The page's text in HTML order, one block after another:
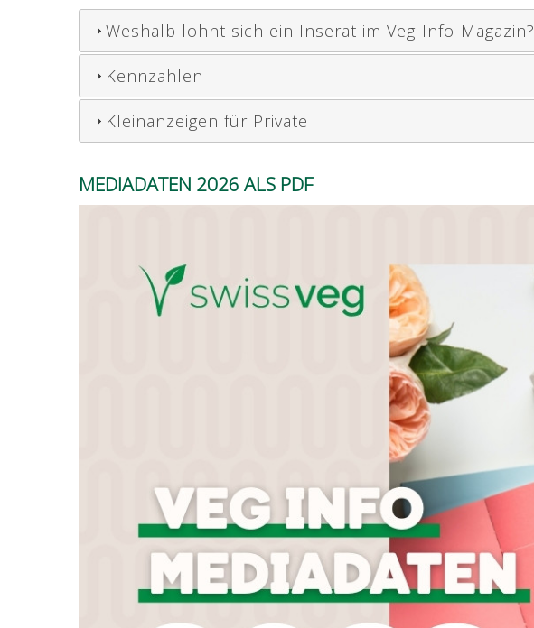
Weshalb lohnt sich ein Inserat im Veg-Info-Magazin?
Kennzahlen
Kleinanzeigen für Private
MEDIADATEN 2026 ALS PDF